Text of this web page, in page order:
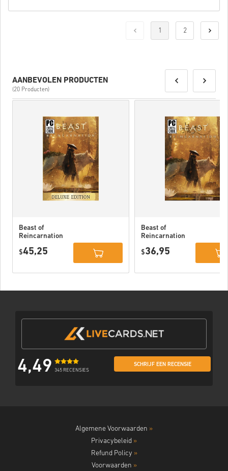
1 2
AANBEVOLEN PRODUCTEN
(20 Producten)
Beast of
Reincarnation
PC (STEAM)
$45,25
Beast of
Reincarnation
$36,95
4,49 345 RECENSIES
SCHRIJF EEN RECENSIE
Algemene Voorwaarden »
Privacybeleid »
Refund Policy »
Voorwaarden »